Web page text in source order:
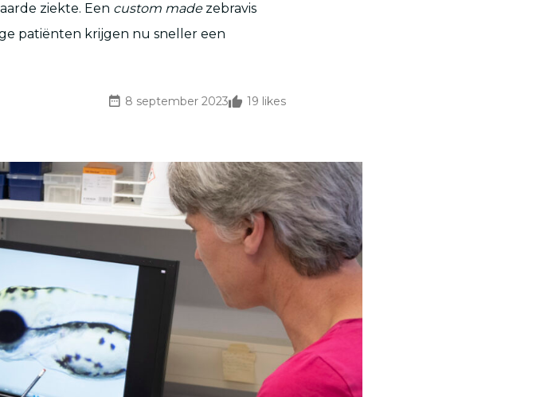
ziekte. Een custom madezebravis
patiënten krijgen nu sneller een
8 september 2023 19 likes